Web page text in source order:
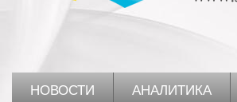
НОВОСТИ АНАЛИТИКА